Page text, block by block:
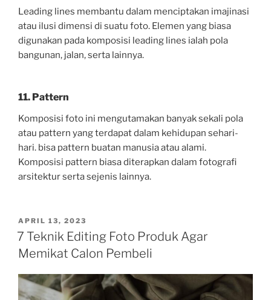
Leading lines membantu dalam menciptakan imajinasi
atau ilusi dimensi di suatu foto. Elemen yang biasa
digunakan pada komposisi leading lines ialah pola
bangunan, jalan, serta lainnya.
11. Pattern
Komposisi foto ini mengutamakan banyak sekali pola
atau pattern yang terdapat dalam kehidupan sehari-
hari. bisa pattern buatan manusia atau alami.
Komposisi pattern biasa diterapkan dalam fotografi
arsitektur serta sejenis lainnya.
POSTED
ON
APRIL 13, 2023
7 Teknik Editing Foto Produk Agar
Memikat Calon Pembeli